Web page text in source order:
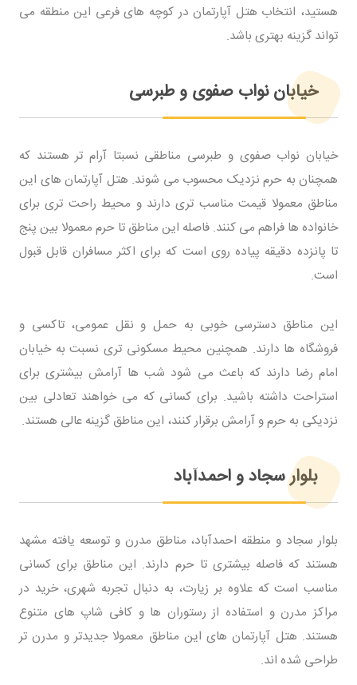
هستید، انتخاب هتل آپارتمان در کوچه های فرعی این منطقه می
تواند گزینه بهتری باشد.
خیابان نواب صفوی و طبرسی
خیابان نواب صفوی و طبرسی مناطقی نسبتا آرام تر هستند که
همچنان به حرم نزدیک محسوب می شوند. هتل آپارتمان های این
مناطق معمولا قیمت مناسب تری دارند و محیط راحت تری برای
خانواده ها فراهم می کنند. فاصله این مناطق تا حرم معمولا بین پنج
تا پانزده دقیقه پیاده روی است که برای اکثر مسافران قابل قبول
است.
این مناطق دسترسی خوبی به حمل و نقل عمومی، تاکسی و
فروشگاه ها دارند. همچنین محیط مسکونی تری نسبت به خیابان
امام رضا دارند که باعث می شود شب ها آرامش بیشتری برای
استراحت داشته باشید. برای کسانی که می خواهند تعادلی بین
نزدیکی به حرم و آرامش برقرار کنند، این مناطق گزینه عالی هستند.
بلوار سجاد و احمدآباد
بلوار سجاد و منطقه احمدآباد، مناطق مدرن و توسعه یافته مشهد
هستند که فاصله بیشتری تا حرم دارند. این مناطق برای کسانی
مناسب است که علاوه بر زیارت، به دنبال تجربه شهری، خرید در
مراکز مدرن و استفاده از رستوران ها و کافی شاپ های متنوع
هستند. هتل آپارتمان های این مناطق معمولا جدیدتر و مدرن تر
طراحی شده اند.